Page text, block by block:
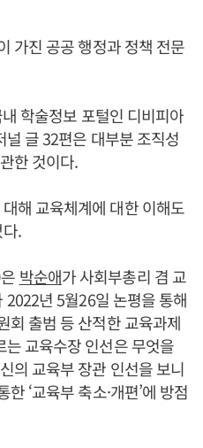
가진 공공 행정과 정책 전문
학술정보 포털인 디비피아
널 글 32편은 대부분 조직성
한 것이다.
해 교육체계에 대한 이해도
.
박순애가 사회부총리 겸 교
년 5월26일 논평을 통해
회 출범 등 산적한 교육과제
교육수장 인선은 무엇을
의 교육부 장관 인선을 보니
‘교육부 축소·개편’에 방점